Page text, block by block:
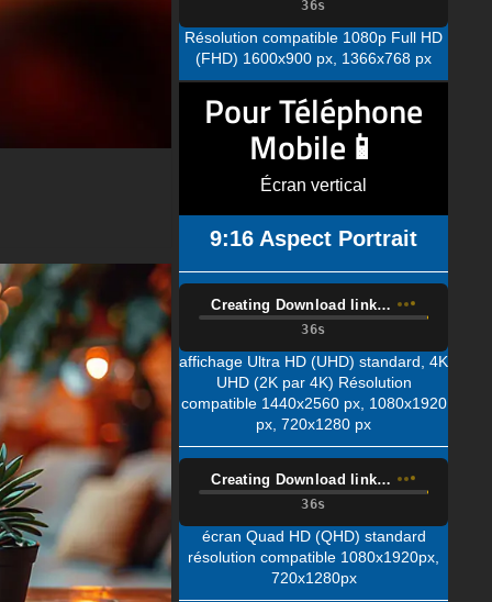
Pour Téléphone
Mobile📱
Écran vertical
9:16 Aspect Portrait
Creating Download link…
affichage Ultra HD (UHD) standard, 4K
UHD (2K par 4K) Résolution
compatible 1440x2560 px, 1080x1920
px, 720x1280 px
Creating Download link…
écran Quad HD (QHD) standard
résolution compatible 1080x1920px,
720x1280px
Creating Download link…
résolution compatible avec l'affichage
Full HD (FHD) standard 720 x 1280 px